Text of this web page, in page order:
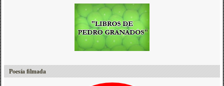
Poesía filmada